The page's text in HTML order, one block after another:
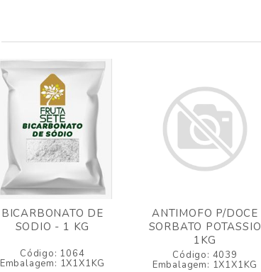
BICARBONATO DE
SODIO - 1 KG
Código: 1064
Embalagem: 1X1X1KG
ANTIMOFO P/DOCE
SORBATO POTASSIO
1KG
Código: 4039
Embalagem: 1X1X1KG